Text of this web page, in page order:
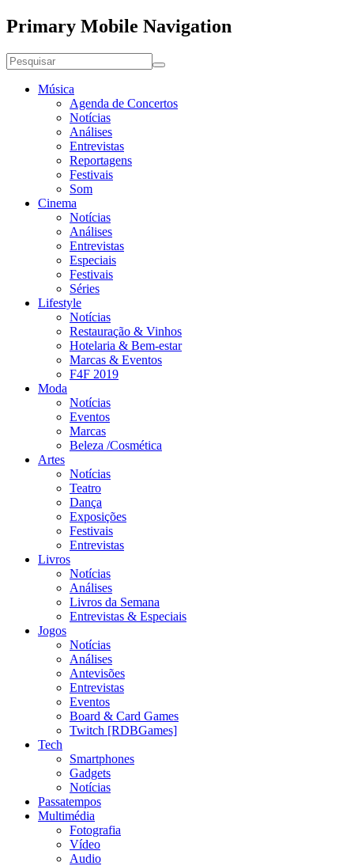
Primary Mobile Navigation
Música
Agenda de Concertos
Notícias
Análises
Entrevistas
Reportagens
Festivais
Som
Cinema
Notícias
Análises
Entrevistas
Especiais
Festivais
Séries
Lifestyle
Notícias
Restauração & Vinhos
Hotelaria & Bem-estar
Marcas & Eventos
F4F 2019
Moda
Notícias
Eventos
Marcas
Beleza /Cosmética
Artes
Notícias
Teatro
Dança
Exposições
Festivais
Entrevistas
Livros
Notícias
Análises
Livros da Semana
Entrevistas & Especiais
Jogos
Notícias
Análises
Antevisões
Entrevistas
Eventos
Board & Card Games
Twitch [RDBGames]
Tech
Smartphones
Gadgets
Notícias
Passatempos
Multimédia
Fotografia
Vídeo
Audio